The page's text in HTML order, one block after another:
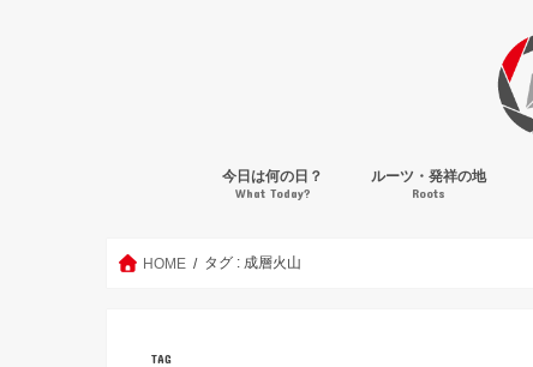
今日は何の日？
What Today?
ルーツ・発祥の地
Roots
HOME タグ : 成層火山
TAG